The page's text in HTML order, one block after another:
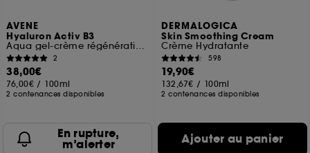
AVENE
Hyaluron Activ B3
Aqua gel-crème régénération cellulaire
2
38,00€
76,00€ / 100ml
2 contenances disponibles
En rupture,
m’alerter
DERMALOGICA
Skin Smoothing Cream
Crème Hydratante
598
19,90€
132,67€ / 100ml
2 contenances disponibles
Ajouter au panier